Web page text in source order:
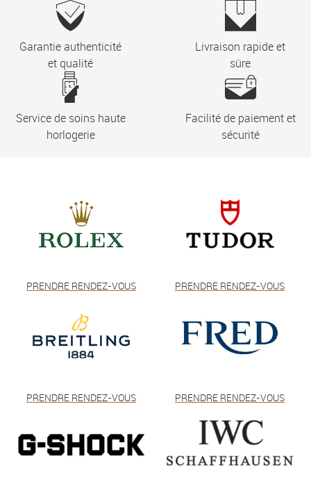
Garantie authenticité
et qualité
Livraison rapide et
sûre
Service de soins haute
horlogerie
Facilité de paiement et
sécurité
PRENDRE RENDEZ-VOUS PRENDRE RENDEZ-VOUS
PRENDRE RENDEZ-VOUS PRENDRE RENDEZ-VOUS